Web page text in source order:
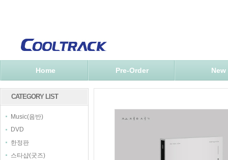
Home Pre-Order New
CATEGORY LIST
Music(음반)
DVD
한정판
스타샵(굿즈)